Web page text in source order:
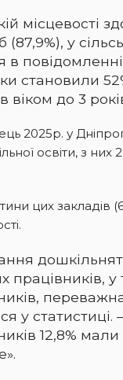
місцевості
(87,9%), у
в повідомленні.
становили
віком до 3
2025р. у
освіти, з
цих закладів
працівників, у
у статистиці.
12,8% мали